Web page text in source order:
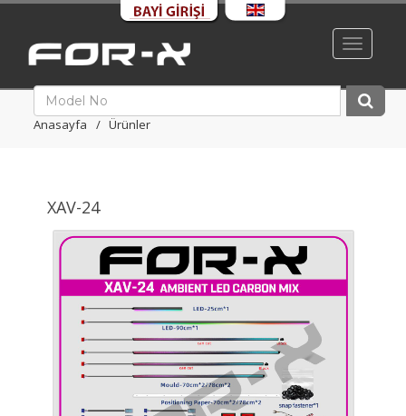
Toggle
Anasayfa Ürünler
XAV-24